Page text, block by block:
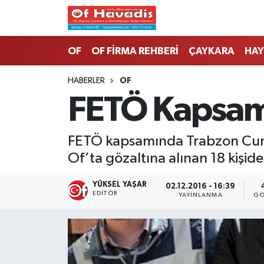
OF OF FİRMA REHBERİ ÇAYKARA
HABERLER OF
FETÖ
FETÖ kapsamında Trabzon
Of’ta gözaltına alınan 18
YÜKSEL YAŞAR
EDITÖR
02.12.2016 - 16:39
YAYINLANMA
Trabzon Nöbetçi Eczaneler
Trabzon Namaz Vakitleri
Trabzon Trafik Yoğunluk Haritası
Süper Lig Puan Durumu ve Fikstür
Tüm Manşetler
Son Dakika Haberleri
Haber Arşivi